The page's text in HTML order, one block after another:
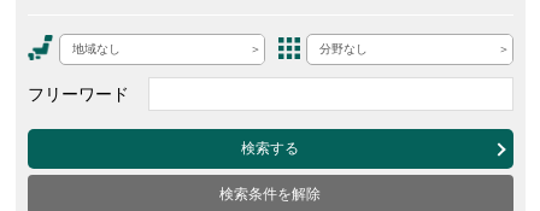
地域なし 分野なし
フリーワード
検索する
検索条件を解除